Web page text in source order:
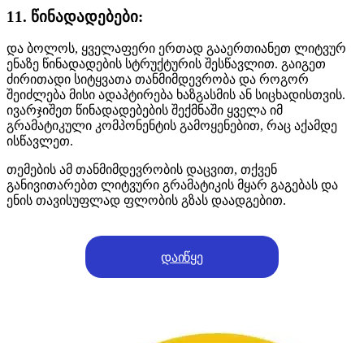
11. წინადადებები:
და ბოლოს, ყველაფერი ერთად გააერთიანეთ ლიტვურ
ენაზე წინადადების სტრუქტურის შესწავლით. გაიგეთ
ძირითადი სიტყვათა თანმიმდევრობა და როგორ
შეიძლება მისი ადაპტირება ხაზგასმის ან სიცხადისთვის.
ივარჯიშეთ წინადადებების შექმნაში ყველა იმ
გრამატიკული კომპონენტის გამოყენებით, რაც აქამდე
ისწავლეთ.
თემების ამ თანმიმდევრობის დაცვით, თქვენ
განივითარებთ ლიტვური გრამატიკის მყარ გაგებას და
ენის თავისუფლად ფლობის გზას დაადგებით.
დაიწყე